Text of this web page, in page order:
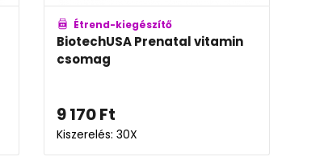
Étrend-kiegészítő
BiotechUSA Prenatal vitamin
csomag
9 170Ft
Kiszerelés: 30X